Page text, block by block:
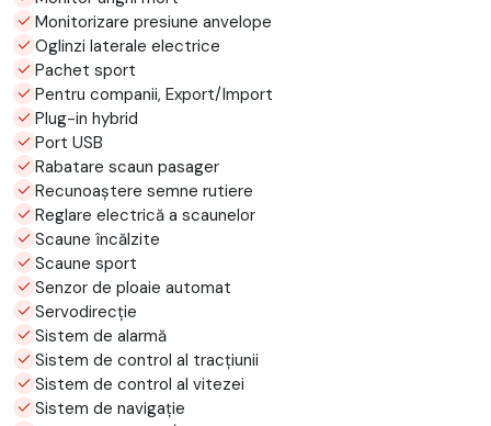
Monitorizare presiune anvelope
Oglinzi laterale electrice
Pachet sport
Pentru companii, Export/Import
Plug-in hybrid
Port USB
Rabatare scaun pasager
Recunoaștere semne rutiere
Reglare electrică a scaunelor
Scaune încălzite
Scaune sport
Senzor de ploaie automat
Servodirecție
Sistem de alarmă
Sistem de control al tracțiunii
Sistem de control al vitezei
Sistem de navigație